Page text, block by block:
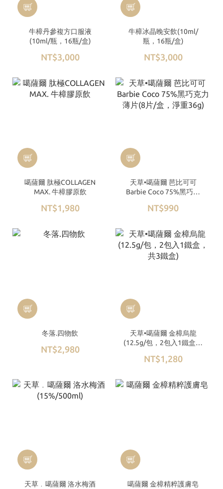
牛樟丹參複方口服液
(10ml/瓶，16瓶/盒)
NT$3,000
牛樟冰晶晚安飲(10ml/
瓶，16瓶/盒)
NT$3,000
噶薩爾 肽極COLLAGEN
MAX. 牛樟膠原飲
NT$1,980
天草•噶薩爾 芭比可可
Barbie Coco 75%黑巧克
NT$990
冬落.四物飲
NT$2,980
天草•噶薩爾 金樟烏龍
(12.5g/包，2包入1鐵盒，
NT$1,280
天草﹒噶薩爾 洛水梅酒
噶薩爾 金樟精粹護膚皂